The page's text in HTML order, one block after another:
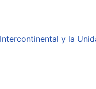
y la